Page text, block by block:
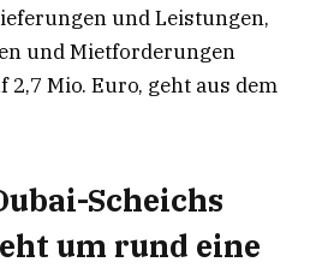
und Leistungen,
und Mietforderungen
Mio. Euro, geht aus dem
Scheichs
um rund eine